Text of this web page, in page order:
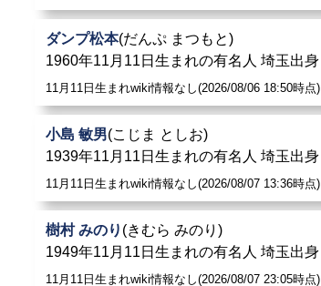
ダンプ松本(だんぷ まつもと)
1960年11月11日生まれの有名人 埼玉出身
11月11日生まれwiki情報なし(2026/08/06 18:50時点)
小島 敏男(こじま としお)
1939年11月11日生まれの有名人 埼玉出身
11月11日生まれwiki情報なし(2026/08/07 13:36時点)
樹村 みのり (きむら みのり)
1949年11月11日生まれの有名人 埼玉出身
11月11日生まれwiki情報なし(2026/08/07 23:05時点)